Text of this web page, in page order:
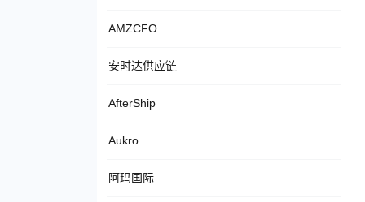
AMZCFO
安时达供应链
AfterShip
Aukro
阿玛国际